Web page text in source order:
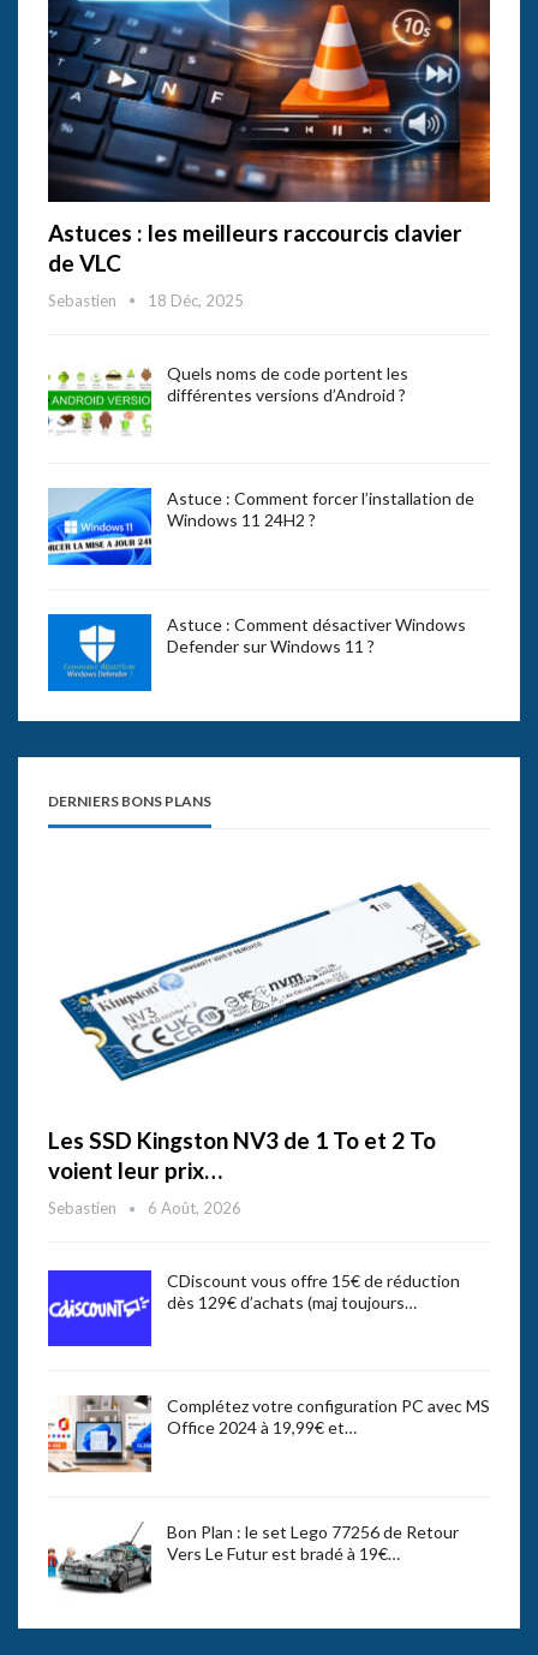
Astuces : les meilleurs raccourcis clavier
de VLC
Sebastien 18 Déc, 2025
Quels noms de code portent les
différentes versions d’Android ?
Astuce : Comment forcer l’installation de
Windows 11 24H2 ?
Astuce : Comment désactiver Windows
Defender sur Windows 11 ?
DERNIERS BONS PLANS
Les SSD Kingston NV3 de 1 To et 2 To
voient leur prix…
Sebastien 6 Août, 2026
CDiscount vous offre 15€ de réduction
dès 129€ d’achats (maj toujours…
Complétez votre configuration PC avec MS
Office 2024 à 19,99€ et…
Bon Plan : le set Lego 77256 de Retour
Vers Le Futur est bradé à 19€…